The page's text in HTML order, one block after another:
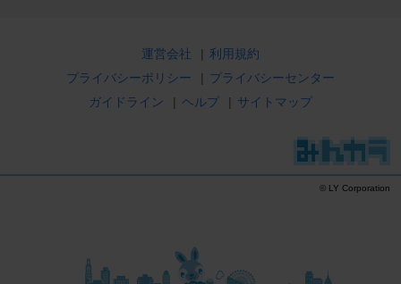
運営会社 | 利用規約
プライバシーポリシー
| プライバシーセンター
ガイドライン
| ヘルプ | サイトマップ
© LY Corporation